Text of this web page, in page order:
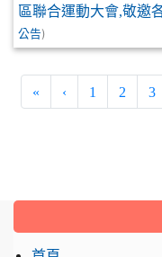
區聯合運動大會,敬邀
公告)
« ‹ 1 2 3
:::